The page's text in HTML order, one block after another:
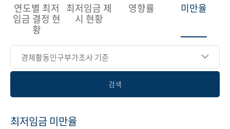
연도별 최저
임금 결정 현
황
최저임금 제
시 현황
영향률 미만율
경제활동인구부가조사 기준
검색
최저임금 미만율